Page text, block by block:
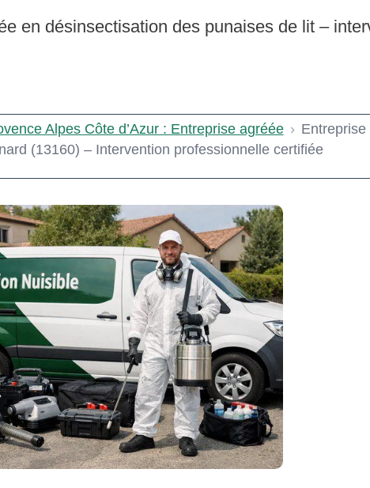
en désinsectisation des punaises de lit –
Alpes Côte d’Azur : Entreprise agréée › Entreprise
(13160) – Intervention professionnelle certifiée